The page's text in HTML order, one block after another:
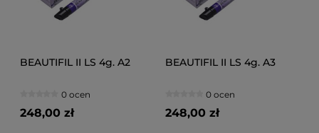
BEAUTIFIL II LS 4g. A2
0 ocen
248,00 zł
BEAUTIFIL II LS 4g. A3
0 ocen
248,00 zł